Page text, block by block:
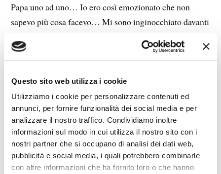
Questo sito web utilizza i cookie
Utilizziamo i cookie per personalizzare contenuti ed
annunci, per fornire funzionalità dei social media e per
analizzare il nostro traffico. Condividiamo inoltre
informazioni sul modo in cui utilizza il nostro sito con i
nostri partner che si occupano di analisi dei dati web,
pubblicità e social media, i quali potrebbero combinarle
con altre informazioni che ha fornito loro o che hanno
Papa uno ad uno… Io ero così emozionato che non
sapevo più cosa facevo… Mi sono inginocchiato davanti
ha guardato un istante con quei suoi occhi ieratici e
ha benedetto?” “Proprio benedetto… me personalmente
no… ha benedetto la comitiva, in generale, alla fine.”
“Ma ti ha parlato? Ti ha detto qualcosa?” “Beh…”
“Cosa ti ha detto, dimmi, dimmi, voglio sapere…”
“Mah, veramente…” “Cosa ci sarà mai? Dimmi. Voglio
conoscere l’alata parola del Santo Padre!” “Se proprio
ci tieni… Ha detto: ‘Ma chi è quel cane di barbiere che